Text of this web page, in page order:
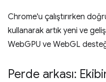
Chrome'u çalıştırırken
kullanarak artık yeni ve
WebGPU ve WebGL
Perde arkası: